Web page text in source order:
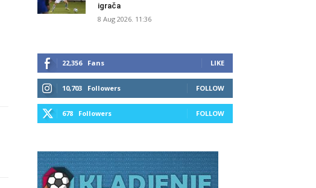
igrača
8 Aug 2026. 11:36
22,356 Fans LIKE
10,703 Followers FOLLOW
678 Followers FOLLOW